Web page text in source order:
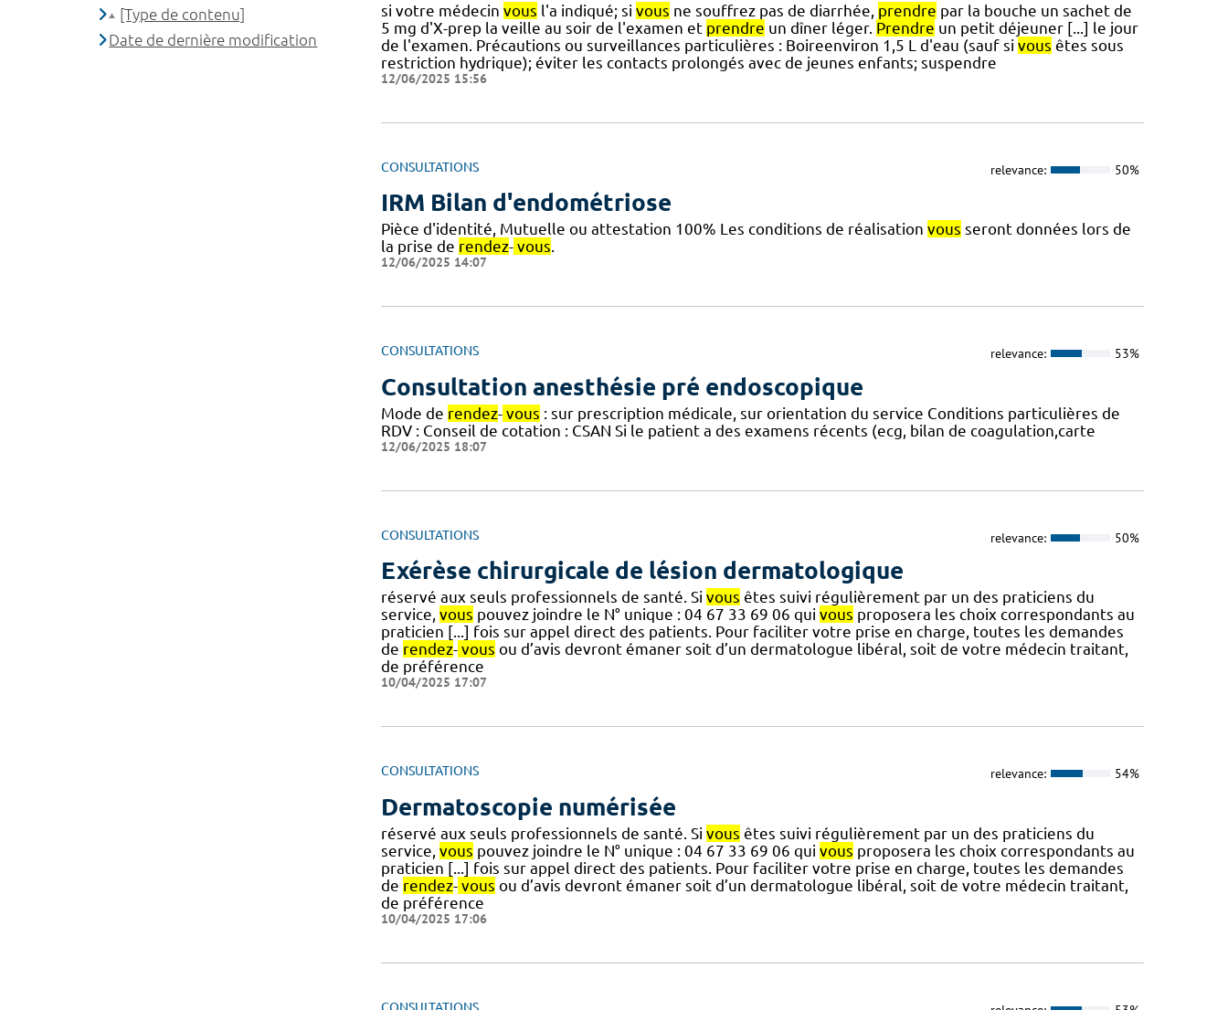
si votre médecin vous l'a indiqué; si vous ne souffrez pas de diarrhée, prendre par la bouche un sachet de
5 mg d'X-prep la veille au soir de l'examen et prendre un dîner léger. Prendre un petit déjeuner [...] le jour
de l'examen. Précautions ou surveillances particulières : Boireenviron 1,5 L d'eau (sauf si vous êtes sous
restriction hydrique); éviter les contacts prolongés avec de jeunes enfants; suspendre
12/06/2025 15:56
CONSULTATIONS relevance: 50%
IRM Bilan d'endométriose
Pièce d'identité, Mutuelle ou attestation 100% Les conditions de réalisation vous seront données lors de
la prise de rendez- vous.
12/06/2025 14:07
CONSULTATIONS relevance: 53%
Consultation anesthésie pré endoscopique
Mode de rendez- vous : sur prescription médicale, sur orientation du service Conditions particulières de
RDV : Conseil de cotation : CSAN Si le patient a des examens récents (ecg, bilan de coagulation,carte
12/06/2025 18:07
CONSULTATIONS relevance: 50%
Exérèse chirurgicale de lésion dermatologique
réservé aux seuls professionnels de santé. Si vous êtes suivi régulièrement par un des praticiens du
service, vous pouvez joindre le N° unique : 04 67 33 69 06 qui vous proposera les choix correspondants au
praticien [...] fois sur appel direct des patients. Pour faciliter votre prise en charge, toutes les demandes
de rendez- vous ou d’avis devront émaner soit d’un dermatologue libéral, soit de votre médecin traitant,
de préférence
10/04/2025 17:07
CONSULTATIONS relevance: 54%
Dermatoscopie numérisée
réservé aux seuls professionnels de santé. Si vous êtes suivi régulièrement par un des praticiens du
service, vous pouvez joindre le N° unique : 04 67 33 69 06 qui vous proposera les choix correspondants au
praticien [...] fois sur appel direct des patients. Pour faciliter votre prise en charge, toutes les demandes
de rendez- vous ou d’avis devront émaner soit d’un dermatologue libéral, soit de votre médecin traitant,
de préférence
10/04/2025 17:06
[Type de contenu]
Date de dernière modification